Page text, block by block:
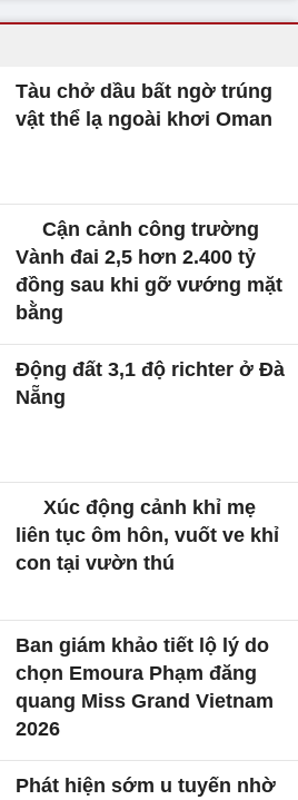
Tàu chở dầu bất ngờ trúng
vật thể lạ ngoài khơi Oman
Cận cảnh công trường
Vành đai 2,5 hơn 2.400 tỷ
đồng sau khi gỡ vướng mặt
bằng
Động đất 3,1 độ richter ở Đà
Nẵng
Xúc động cảnh khỉ mẹ
liên tục ôm hôn, vuốt ve khỉ
con tại vườn thú
Ban giám khảo tiết lộ lý do
chọn Emoura Phạm đăng
quang Miss Grand Vietnam
2026
Phát hiện sớm u tuyến nhờ